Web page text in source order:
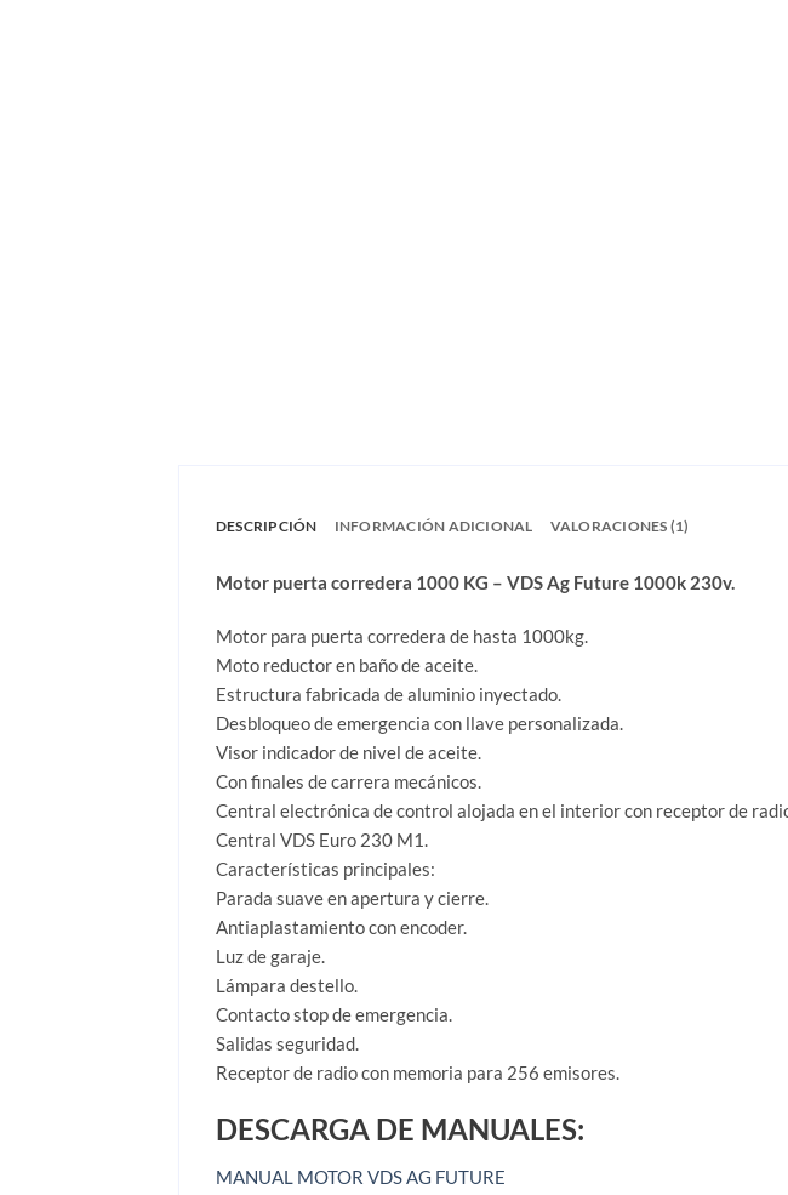
DESCRIPCIÓN INFORMACIÓN ADICIONAL VALORACIONES (1)
Motor puerta corredera 1000 KG – VDS Ag Future 1000k 230v.
Motor para puerta corredera de hasta 1000kg.
Moto reductor en baño de aceite.
Estructura fabricada de aluminio inyectado.
Desbloqueo de emergencia con llave personalizada.
Visor indicador de nivel de aceite.
Con finales de carrera mecánicos.
Central electrónica de control alojada en el interior con receptor de
Central VDS Euro 230 M1.
Características principales:
Parada suave en apertura y cierre.
Antiaplastamiento con encoder.
Luz de garaje.
Lámpara destello.
Contacto stop de emergencia.
Salidas seguridad.
Receptor de radio con memoria para 256 emisores.
DESCARGA DE MANUALES:
MANUAL MOTOR VDS AG FUTURE